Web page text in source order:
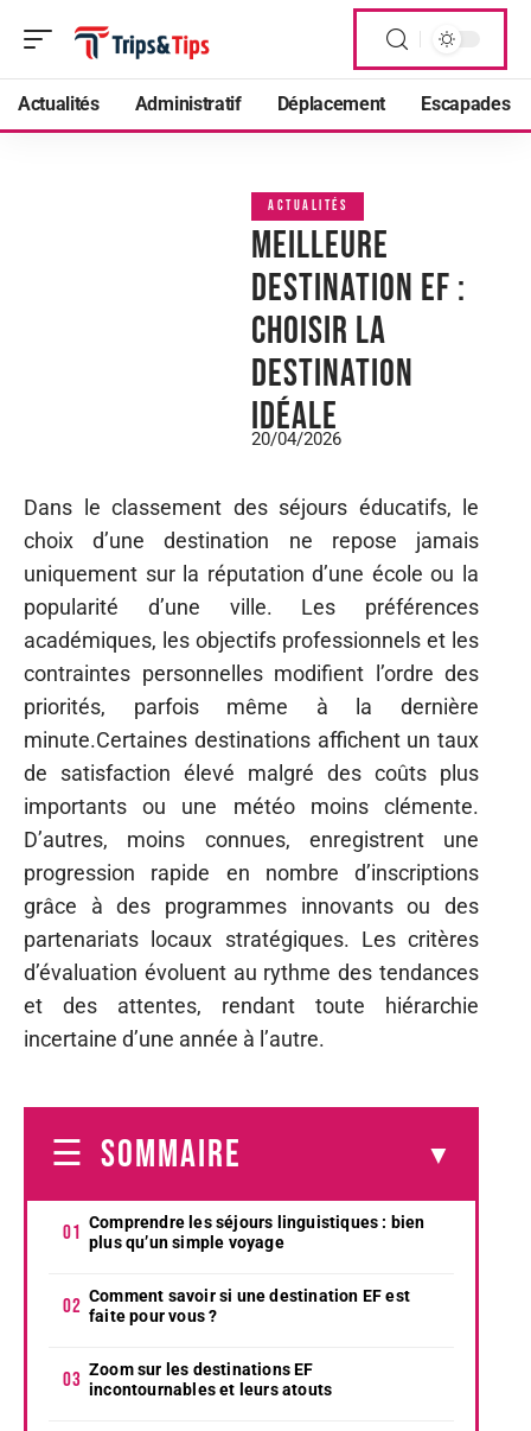
Actualités Administratif Déplacement Escapades
ACTUALITÉS
Meilleure
destination EF :
choisir la
destination
idéale
20/04/2026
Dans le classement des séjours éducatifs, le
choix d’une destination ne repose jamais
uniquement sur la réputation d’une école ou la
popularité d’une ville. Les préférences
académiques, les objectifs professionnels et les
contraintes personnelles modifient l’ordre des
priorités, parfois même à la dernière
minute.Certaines destinations affichent un taux
de satisfaction élevé malgré des coûts plus
importants ou une météo moins clémente.
D’autres, moins connues, enregistrent une
progression rapide en nombre d’inscriptions
grâce à des programmes innovants ou des
partenariats locaux stratégiques. Les critères
d’évaluation évoluent au rythme des tendances
et des attentes, rendant toute hiérarchie
incertaine d’une année à l’autre.
SOMMAIRE
Comprendre les séjours linguistiques : bien
plus qu’un simple voyage
Comment savoir si une destination EF est
faite pour vous ?
Zoom sur les destinations EF
incontournables et leurs atouts